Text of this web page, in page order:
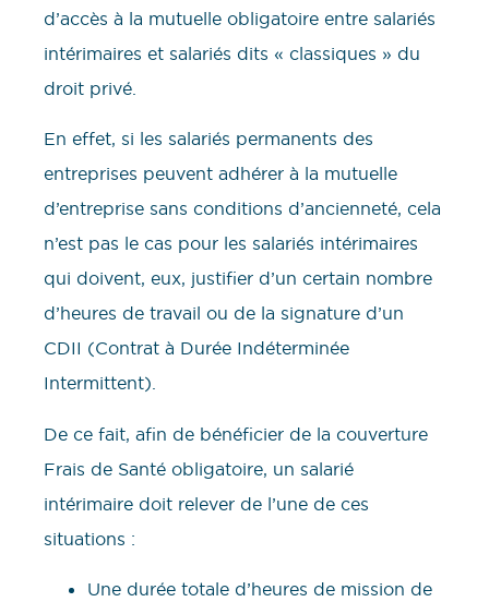
d’accès à la mutuelle obligatoire entre salariés
intérimaires et salariés dits « classiques » du
droit privé.
En effet, si les salariés permanents des
entreprises peuvent adhérer à la mutuelle
d’entreprise sans conditions d’ancienneté, cela
n’est pas le cas pour les salariés intérimaires
qui doivent, eux, justifier d’un certain nombre
d’heures de travail ou de la signature d’un
CDII (Contrat à Durée Indéterminée
Intermittent).
De ce fait, afin de bénéficier de la couverture
Frais de Santé obligatoire, un salarié
intérimaire doit relever de l’une de ces
situations :
Une durée totale d’heures de mission de